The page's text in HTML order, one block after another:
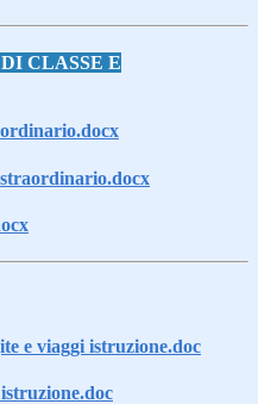
CLASSE E
e viaggi istruzione.doc